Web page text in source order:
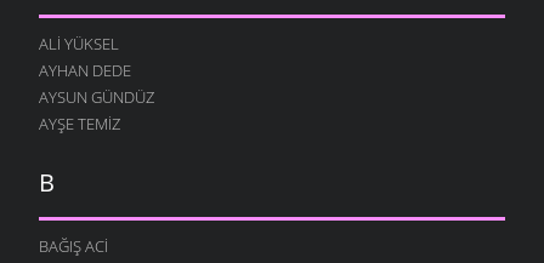
ALI YÜKSEL
AYHAN DEDE
AYSUN GÜNDÜZ
AYŞE TEMIZ
B
BAĞIŞ ACI